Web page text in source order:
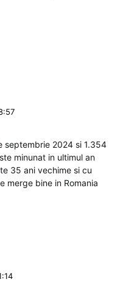
septembrie 2024 si 1.354
minunat in ultimul an
35 ani vechime si cu
merge bine in Romania